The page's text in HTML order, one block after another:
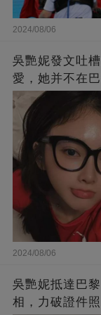
2024/08/06
吳艷妮發文吐
愛，她并不在
2024/08/06
吳艷妮抵達巴
相，力破證件